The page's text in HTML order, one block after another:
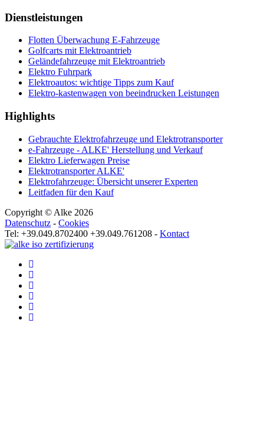
Dienstleistungen
Flotten Überwachung E-Fahrzeuge
Golfcarts mit Elektroantrieb
Geländefahrzeuge mit Elektroantrieb
Elektro Fuhrpark
Elektroautos: wichtige Tipps zum Kauf
Elektro-kastenwagen von beeindrucken Leistungen
Highlights
Gebrauchte Elektrofahrzeuge und Elektrotransporter
e-Fahrzeuge - ALKE' Herstellung und Verkauf
Elektro Lieferwagen Preise
Elektrotransporter ALKE'
Elektrofahrzeuge: Übersicht unserer Experten
Leitfaden für den Kauf
Copyright © Alke 2026
Datenschutz - Cookies
Tel: +39.049.8702400 +39.049.761208 - Kontact